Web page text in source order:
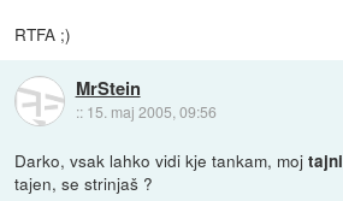
RTFA ;)
MrStein
:: 15. maj 2005, 09:56
Darko, vsak lahko vidi kje tankam, mojtajni
tajen, se strinjaš ?